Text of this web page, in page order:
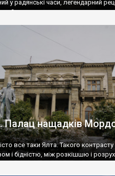
у радянські часи, легендарний
Палац нащадків
все таки Ялта. Такого контрасту
і бідністю, між розкішшю і